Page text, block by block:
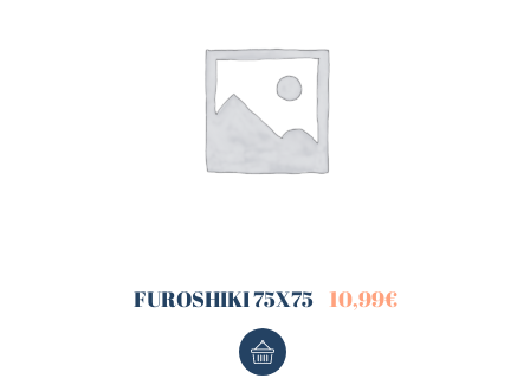
FUROSHIKI 75X75 10,99€